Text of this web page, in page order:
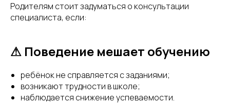
Родителям стоит задуматься о консультации
специалиста, если:
⚠ Поведение мешает обучению
ребёнок не справляется с заданиями;
возникают трудности в школе;
наблюдается снижение успеваемости.